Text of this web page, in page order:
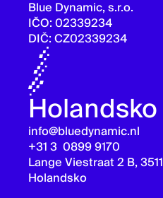
Blue Dynamic, s.r.o.
IČO: 02339234
DIČ: CZ02339234
Holandsko
info@bluedynamic.nl
+31 3 0899 9170
Lange Viestraat 2 B,
Holandsko